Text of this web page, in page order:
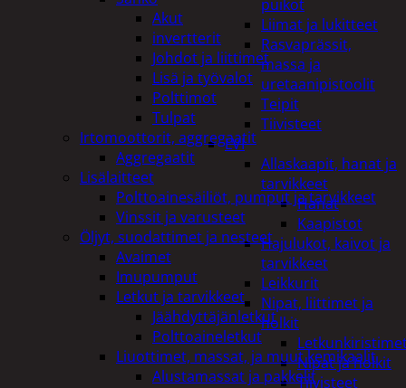
puikot
Liimat ja lukitteet
Rasvaprässit,
massa ja
uretaanipistoolit
Teipit
Tiivisteet
LVI
Allaskaapit, hanat ja
tarvikkeet
Hanat
Kaapistot
Hajulukot, kaivot ja
tarvikkeet
Leikkurit
Nipat, liittimet ja
holkit
Nipat ja holkit
Tiivisteet
Akut
invertterit
Johdot ja liittimet
Lisä ja työvalot
Polttimot
Tulpat
Irtomoottorit, aggregaatit
Aggregaatit
Lisälaitteet
Polttoainesäiliöt, pumput ja tarvikkeet
Vinssit ja varusteet
Öljyt, suodattimet ja nesteet
Avaimet
Imupumput
Letkut ja tarvikkeet
Jäähdyttäjänletkut
Polttoaineletkut
Liuottimet, massat, ja muut kemikaalit
Alustamassat ja pakkelit